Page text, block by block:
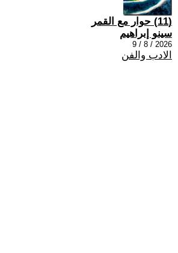
(11) حوار مع القمر
سينو إبراهيم
2026 / 8 / 9
الادب والفن